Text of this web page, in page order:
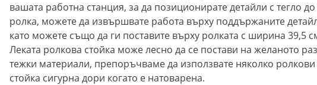
вашата работна станция, за да позиционирате детайли с тегло
ролка, можете да извършвате работа върху поддържаните
като можете също да ги поставите върху ролката с ширина 39,5
Леката ролкова стойка може лесно да се постави на желаното
тежки материали, препоръчваме да използвате няколко
стойка сигурна дори когато е натоварена.